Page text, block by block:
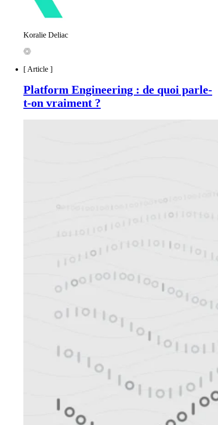
Koralie Deliac
[ Article ]
Platform Engineering : de quoi parle-
t-on vraiment ?